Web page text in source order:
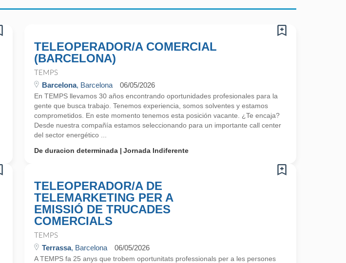
TELEOPERADOR/A COMERCIAL
(BARCELONA)
TEMPS
Barcelona, Barcelona 06/05/2026
En TEMPS llevamos 30 años encontrando oportunidades profesionales para la
gente que busca trabajo. Tenemos experiencia, somos solventes y estamos
comprometidos. En este momento tenemos esta posición vacante. ¿Te encaja?
Desde nuestra compañía estamos seleccionando para un importante call center
del sector energético ...
De duracion determinada
Jornada Indiferente
TELEOPERADOR/A DE
TELEMARKETING PER A
EMISSIÓ DE TRUCADES
COMERCIALS
TEMPS
Terrassa, Barcelona 06/05/2026
A TEMPS fa 25 anys que trobem oportunitats professionals per a les persones